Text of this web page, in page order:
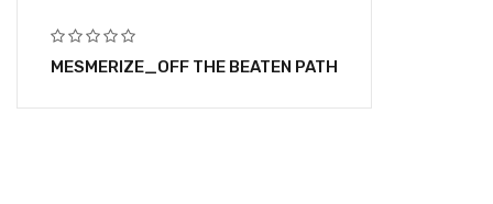
MESMERIZE_OFF THE BEATEN PATH